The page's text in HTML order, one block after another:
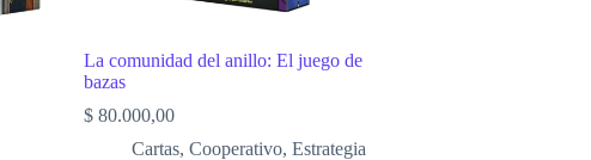
La comunidad del anillo: El juego de
bazas
$80.000,00
Cartas, Cooperativo, Estrategia